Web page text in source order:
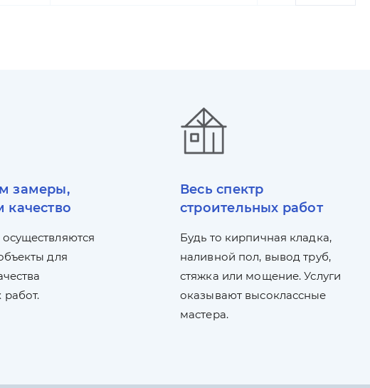
замеры,
качество
для
работ.
Весь спектр
строительных работ
Будь то кирпичная кладка,
наливной пол, вывод труб,
стяжка или мощение. Услуги
оказывают высоклассные
мастера.